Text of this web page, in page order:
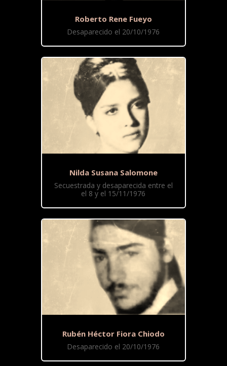
Roberto Rene Fueyo
Desaparecido el 20/10/1976
Nilda Susana Salomone
Secuestrada y desaparecida entre el
el 8 y el 15/11/1976
Rubén Héctor Fiora Chiodo
Desaparecido el 20/10/1976